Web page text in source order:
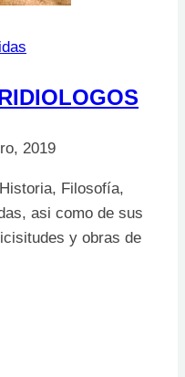
2019
Filosofía,
asi como de sus
y obras de